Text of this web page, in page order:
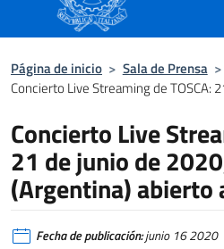
Página de inicio > Sala de Prensa >
Concierto Live Streaming de TOSCA:
Concierto Live
21 de junio de
(Argentina) abierto
Fecha de publicación:junio 16 2020